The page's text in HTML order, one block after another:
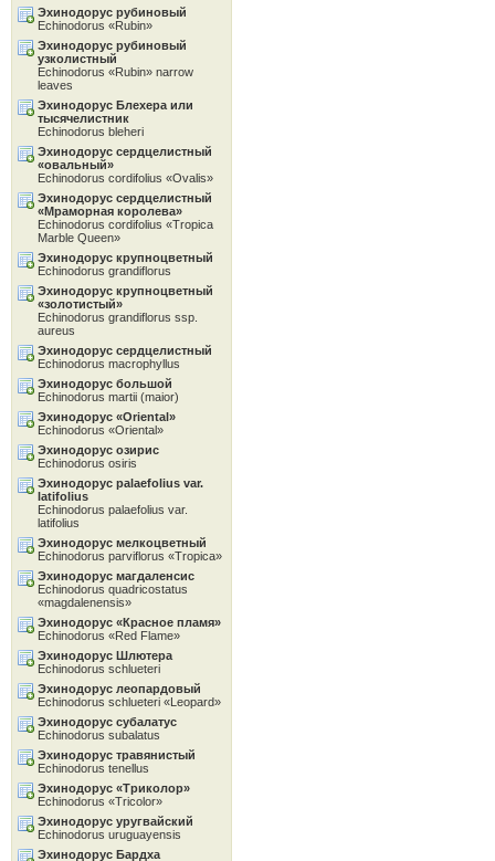
Эхинодорус рубиновый
Echinodorus «Rubin»
Эхинодорус рубиновый
узколистный
Echinodorus «Rubin» narrow
leaves
Эхинодорус Блехера или
тысячелистник
Echinodorus bleheri
Эхинодорус сердцелистный
«овальный»
Echinodorus cordifolius «Ovalis»
Эхинодорус сердцелистный
«Мраморная королева»
Echinodorus cordifolius «Tropica
Marble Queen»
Эхинодорус крупноцветный
Echinodorus grandiflorus
Эхинодорус крупноцветный
«золотистый»
Echinodorus grandiflorus ssp.
aureus
Эхинодорус сердцелистный
Echinodorus macrophyllus
Эхинодорус большой
Echinodorus martii (maior)
Эхинодорус «Oriental»
Echinodorus «Oriental»
Эхинодорус озирис
Echinodorus osiris
Эхинодорус palaefolius var.
latifolius
Echinodorus palaefolius var.
latifolius
Эхинодорус мелкоцветный
Echinodorus parviflorus «Tropica»
Эхинодорус магдаленсис
Echinodorus quadricostatus
«magdalenensis»
Эхинодорус «Красное пламя»
Echinodorus «Red Flame»
Эхинодорус Шлютера
Echinodorus schlueteri
Эхинодорус леопардовый
Echinodorus schlueteri «Leopard»
Эхинодорус субалатус
Echinodorus subalatus
Эхинодорус травянистый
Echinodorus tenellus
Эхинодорус «Tриколор»
Echinodorus «Tricolor»
Эхинодорус уругвайский
Echinodorus uruguayensis
Эхинодорус Бардха